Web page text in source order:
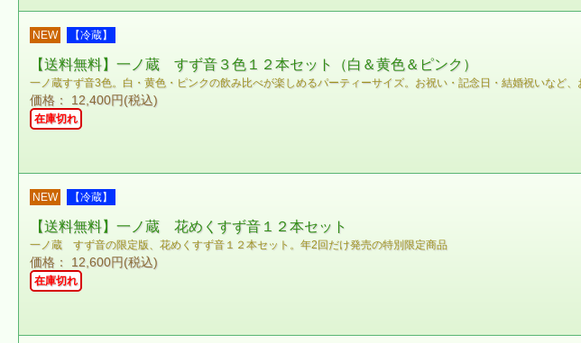
NEW 【冷蔵】
【送料無料】一ノ蔵 すず音３色１２本セット（白＆黄色＆ピンク）
一ノ蔵すず音3色。白・黄色・ピンクの飲み比べが楽しめるパーティーサイズ。お祝い・記念日・結婚祝いなど
価格： 12,400円(税込)
在庫切れ
NEW 【冷蔵】
【送料無料】一ノ蔵 花めくすず音１２本セット
一ノ蔵 すず音の限定版、花めくすず音１２本セット。年2回だけ発売の特別限定商品
価格： 12,600円(税込)
在庫切れ